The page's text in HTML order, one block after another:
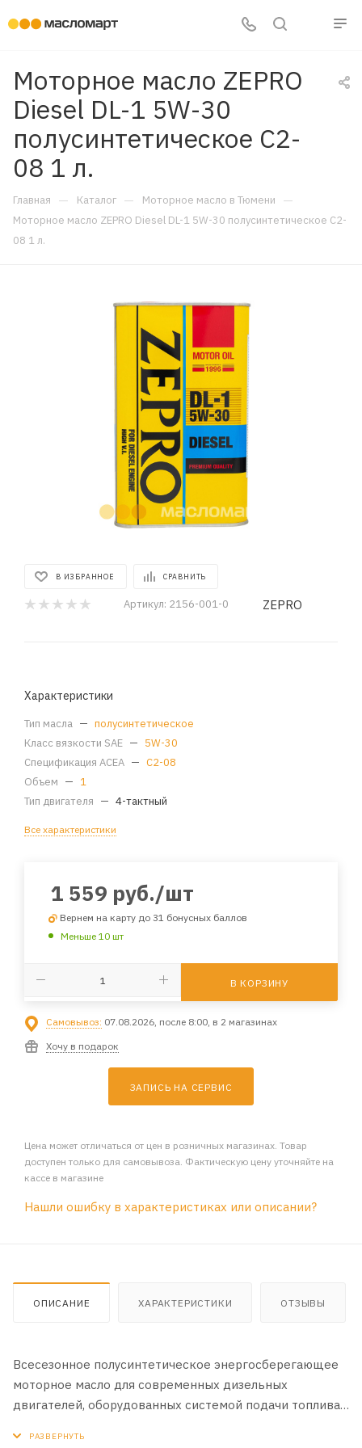
Моторное масло ZEPRO
Diesel DL-1 5W-30
полусинтетическое C2-
08 1 л.
Главная — Каталог — Моторное масло в Тюмени —
Моторное масло ZEPRO Diesel DL-1 5W-30 полусинтетическое C2-
08 1 л.
В ИЗБРАННОЕ СРАВНИТЬ
Артикул: 2156-001-0 ZEPRO
Характеристики
Тип масла — полусинтетическое
Класс вязкости SAE — 5W-30
Спецификация ACEA — C2-08
Объем — 1
Тип двигателя — 4-тактный
Все характеристики
1 559 руб./шт
Вернем на карту до 31 бонусных баллов
Меньше 10 шт
В КОРЗИНУ
Самовывоз: 07.08.2026, после 8:00, в 2 магазинах
Хочу в подарок
ЗАПИСЬ НА СЕРВИС
Цена может отличаться от цен в розничных магазинах. Товар
доступен только для самовывоза. Фактическую цену уточняйте на
кассе в магазине
Нашли ошибку в характеристиках или описании?
ОПИСАНИЕ ХАРАКТЕРИСТИКИ ОТЗЫВЫ
Всесезонное полусинтетическое энергосберегающее
моторное масло для современных дизельных
двигателей, оборудованных системой подачи топлива